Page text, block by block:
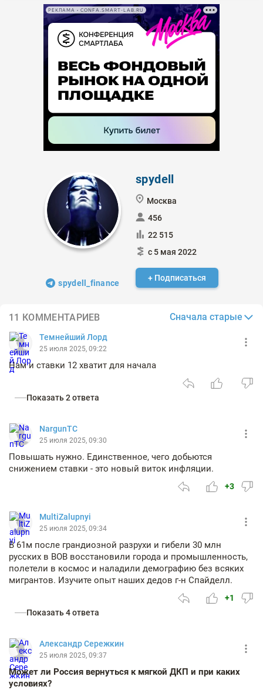
РЕКЛАМА • CONFA.SMART-LAB.RU
spydell_finance
spydell
Москва
456
22 515
с 5 мая 2022
+ Подписаться
11 КОММЕНТАРИЕВ Сначала старые
Темнейший Лорд
25 июля 2025, 09:22
Нам и ставки 12 хватит для начала
Показать 2 ответа
NargunTC
25 июля 2025, 09:30
Повышать нужно. Единственное, чего добьются
снижением ставки - это новый виток инфляции.
+3
MultiZalupnyi
25 июля 2025, 09:34
В 61м после грандиозной разрухи и гибели 30 млн
русских в ВОВ восстановили города и промышленность,
полетели в космос и наладили демографию без всяких
мигрантов. Изучите опыт наших дедов г-н Спайделл.
+1
Показать 4 ответа
Александр Сережкин
25 июля 2025, 09:37
Может ли Россия вернуться к мягкой ДКП и при каких
условиях?